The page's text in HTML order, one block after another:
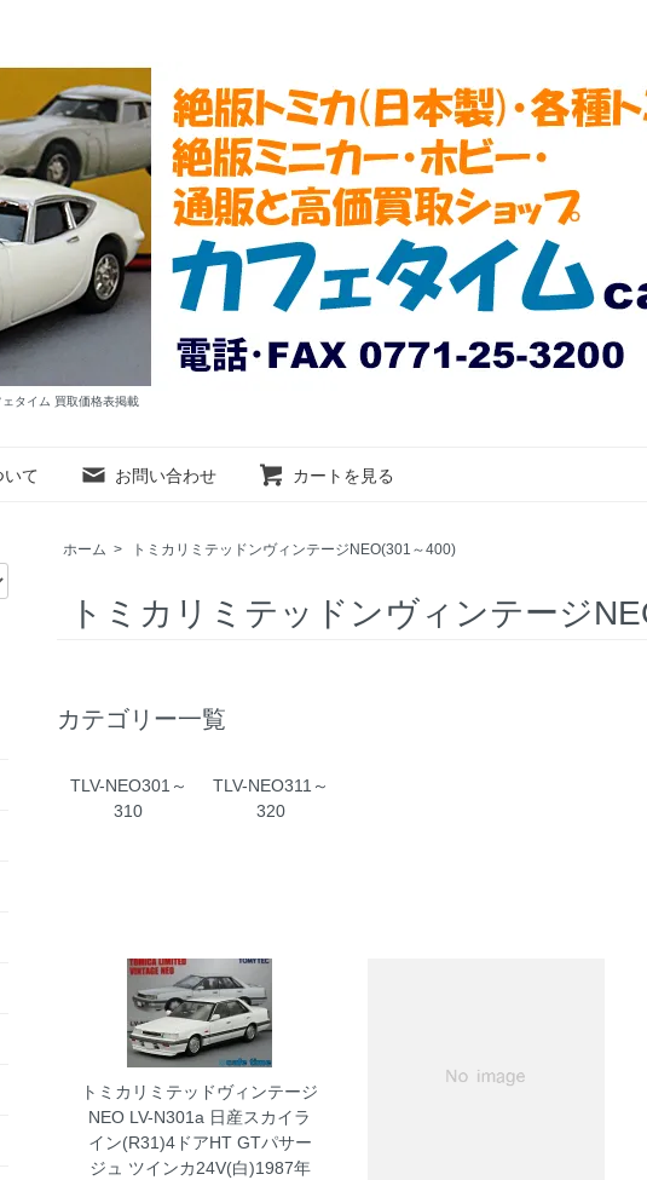
タイム 買取価格表掲載
いて お問い合わせ カートを見る
ホーム > トミカリミテッドンヴィンテージNEO(301～400)
トミカリミテッドンヴィンテージ
カテゴリー一覧
TLV-NEO301～
310
TLV-NEO311～
320
トミカリミテッドヴィンテージ
NEO LV-N301a 日産スカイラ
イン(R31)4ドアHT GTパサー
ジュ ツインカ24V(白)1987年